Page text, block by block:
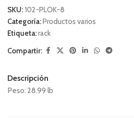
SKU: 102-PLOK-8
Categoría:Productos varios
Etiqueta:rack
Compartir:
Descripción
Peso: 28.99 lb